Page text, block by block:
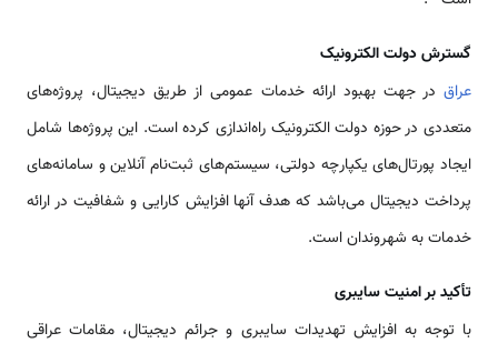
گسترش دولت الکترونیک
عراق در جهت بهبود ارائه خدمات عمومی از طریق دیجیتال، پروژه‌های
متعددی در حوزه دولت الکترونیک راه‌اندازی کرده است. این پروژه‌ها شامل
ایجاد پورتال‌های یکپارچه دولتی، سیستم‌های ثبت‌نام آنلاین و سامانه‌های
پرداخت دیجیتال می‌باشد که هدف آنها افزایش کارایی و شفافیت در ارائه
خدمات به شهروندان است.
تأکید بر امنیت سایبری
با توجه به افزایش تهدیدات سایبری و جرائم دیجیتال، مقامات عراقی